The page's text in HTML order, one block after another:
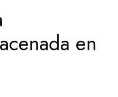
en